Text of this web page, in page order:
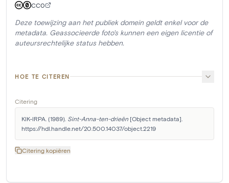
CC0
Deze toewijzing aan het publiek domein geldt enkel voor de
metadata. Geassocieerde foto's kunnen een eigen licentie of
auteursrechtelijke status hebben.
HOE TE CITEREN
Citering
KIK-IRPA. (1989). Sint-Anna-ten-drieën [Object metadata].
https://hdl.handle.net/20.500.14037/object.2219
Citering kopiëren